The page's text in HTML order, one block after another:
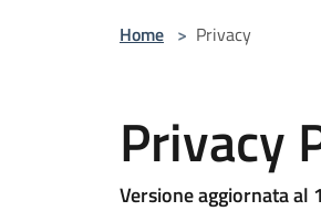
Home > Privacy
Privacy
Versione aggiornata al